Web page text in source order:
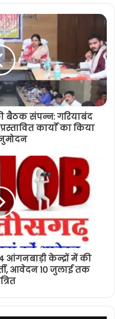
बैठक संपन्न: गरियाबंद
कार्याे का किया
केन्द्रों में की
आवेदन 10 जुलाई तक